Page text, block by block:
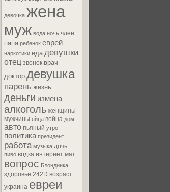
девочка жена
муж вода ночь член
папа ребенок еврей
наркотики еда девушки
отец звонок врач
доктор девушка
парень жизнь
деньги измена
алкоголь женщины
мужчины яйца война дом
авто пьяный утро
политика президент
работа музыка дочь
пиво водка интернет мат
вопрос Блондинка
здоровье 242D возраст
украина евреи